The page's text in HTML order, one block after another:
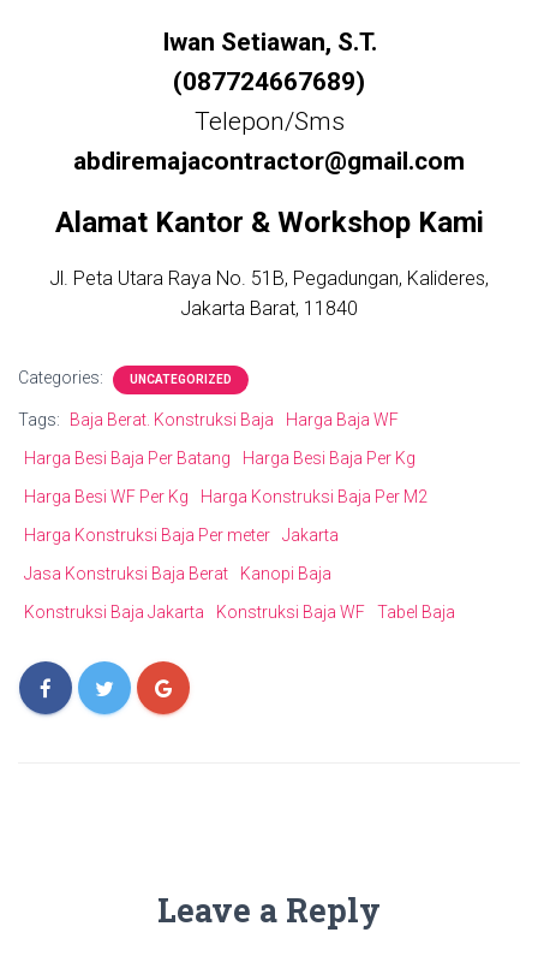
Iwan Setiawan, S.T.
(087724667689)
Telepon/Sms
abdiremajacontractor@gmail.com
Alamat Kantor & Workshop Kami
Jl. Peta Utara Raya No. 51B, Pegadungan, Kalideres,
Jakarta Barat, 11840
Categories: UNCATEGORIZED
Tags: Baja Berat. Konstruksi Baja
Harga Baja WF
Harga Besi Baja Per Batang
Harga Besi Baja Per Kg
Harga Besi WF Per Kg
Harga Konstruksi Baja Per M2
Harga Konstruksi Baja Per meter
Jakarta
Jasa Konstruksi Baja Berat
Kanopi Baja
Konstruksi Baja Jakarta
Konstruksi Baja WF Tabel Baja
Leave a Reply